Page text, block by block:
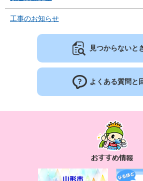
工事のお知らせ
見つからないと
よくある質問と
す
め